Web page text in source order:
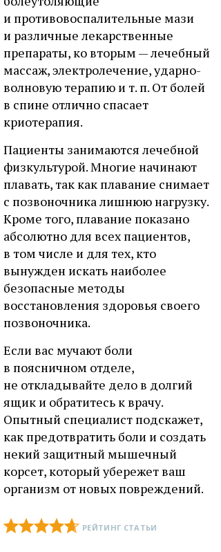
и противовоспалительные мази
и различные лекарственные
препараты, ко вторым — лечебный
массаж, электролечение, ударно-
волновую терапию и т. п. От болей
в спине отлично спасает
криотерапия.
Пациенты занимаются лечебной
физкультурой. Многие начинают
плавать, так как плавание снимает
с позвоночника лишнюю нагрузку.
Кроме того, плавание показано
абсолютно для всех пациентов,
в том числе и для тех, кто
вынужден искать наиболее
безопасные методы
восстановления здоровья своего
позвоночника.
Если вас мучают боли
в поясничном отделе,
не откладывайте дело в долгий
ящик и обратитесь к врачу.
Опытный специалист подскажет,
как предотвратить боли и создать
некий защитный мышечный
корсет, который убережет ваш
организм от новых повреждений.
РЕЙТИНГ СТАТЬИ